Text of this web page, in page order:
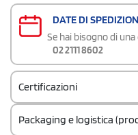
DATE DI
Se hai bisogno di
02 2111 8602
Certificazioni
Packaging e logistica